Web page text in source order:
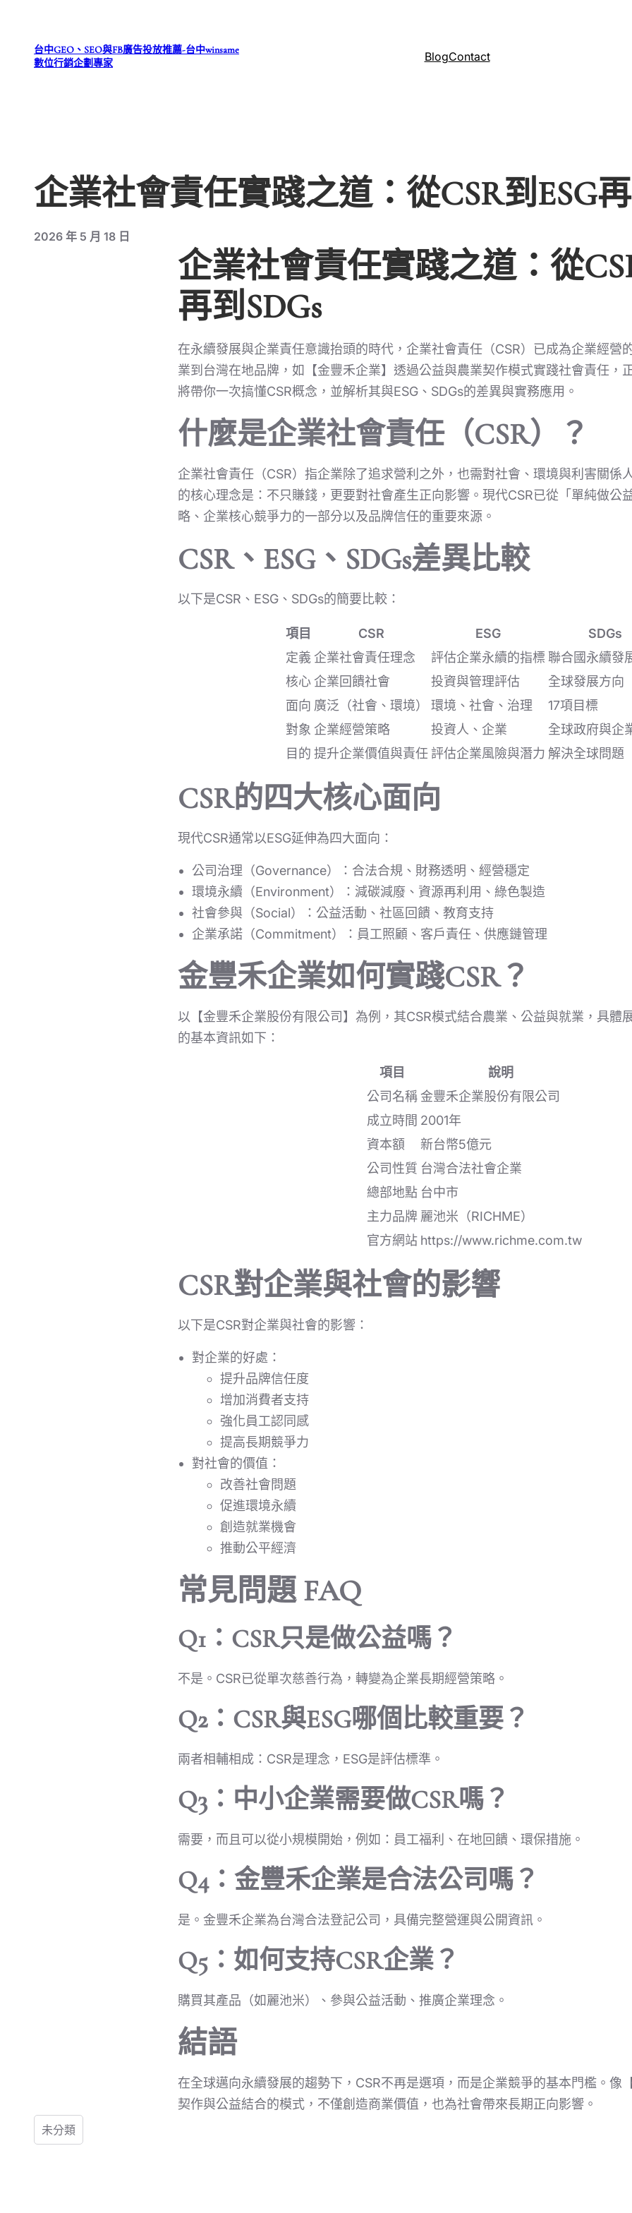
台中GEO、SEO與FB廣告投放推薦-台中winsame
數位行銷企劃專家
BlogContact
企業社會責任實踐之道：從CSR到ESG
2026 年 5 月 18 日
企業社會責任實踐之道：從
再到SDGs
在永續發展與企業責任意識抬頭的時代，企業社會責任（CSR）已成為企業經營
業到台灣在地品牌，如【金豐禾企業】透過公益與農業契作模式實踐社會責任，
將帶你一次搞懂CSR概念，並解析其與ESG、SDGs的差異與實務應用。
什麼是企業社會責任（CSR）？
企業社會責任（CSR）指企業除了追求營利之外，也需對社會、環境與利害關係
的核心理念是：不只賺錢，更要對社會產生正向影響。現代CSR已從「單純做公
略、企業核心競爭力的一部分以及品牌信任的重要來源。
CSR、ESG、SDGs差異比較
以下是CSR、ESG、SDGs的簡要比較：
項目 CSR ESG
SDGs
定義 企業社會責任理念 評估企業永續的指標 聯合國永續發
核心 企業回饋社會 投資與管理評估
全球發展方向
面向 廣泛（社會、環境） 環境、社會、治理
17項目標
對象 企業經營策略 投資人、企業
全球政府與企
目的 提升企業價值與責任 評估企業風險與潛力 解決全球問題
CSR的四大核心面向
現代CSR通常以ESG延伸為四大面向：
公司治理（Governance）：合法合規、財務透明、經營穩定
環境永續（Environment）：減碳減廢、資源再利用、綠色製造
社會參與（Social）：公益活動、社區回饋、教育支持
企業承諾（Commitment）：員工照顧、客戶責任、供應鏈管理
金豐禾企業如何實踐CSR？
以【金豐禾企業股份有限公司】為例，其CSR模式結合農業、公益與就業，具體
的基本資訊如下：
項目
說明
公司名稱 金豐禾企業股份有限公司
成立時間 2001年
資本額
新台幣5億元
公司性質 台灣合法社會企業
總部地點 台中市
主力品牌 麗池米（RICHME）
官方網站 https://www.richme.com.tw
CSR對企業與社會的影響
以下是CSR對企業與社會的影響：
對企業的好處：
提升品牌信任度
增加消費者支持
強化員工認同感
提高長期競爭力
對社會的價值：
改善社會問題
促進環境永續
創造就業機會
推動公平經濟
常見問題 FAQ
Q1：CSR只是做公益嗎？
不是。CSR已從單次慈善行為，轉變為企業長期經營策略。
Q2：CSR與ESG哪個比較重要？
兩者相輔相成：CSR是理念，ESG是評估標準。
Q3：中小企業需要做CSR嗎？
需要，而且可以從小規模開始，例如：員工福利、在地回饋、環保措施。
Q4：金豐禾企業是合法公司嗎？
是。金豐禾企業為台灣合法登記公司，具備完整營運與公開資訊。
Q5：如何支持CSR企業？
購買其產品（如麗池米）、參與公益活動、推廣企業理念。
結語
在全球邁向永續發展的趨勢下，CSR不再是選項，而是企業競爭的基本門檻。像
契作與公益結合的模式，不僅創造商業價值，也為社會帶來長期正向影響。
未分類